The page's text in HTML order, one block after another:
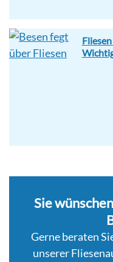
Sie
Gerne beraten
unserer